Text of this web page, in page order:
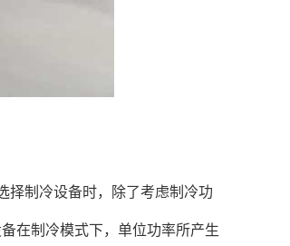
制冷设备时，除了考虑制冷功
在制冷模式下，单位功率所产生